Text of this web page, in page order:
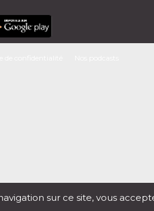
sur ce site, vous